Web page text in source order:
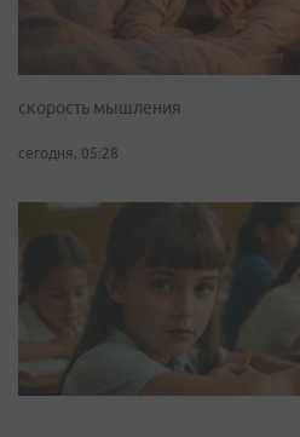
скорость мышления
сегодня, 05:28